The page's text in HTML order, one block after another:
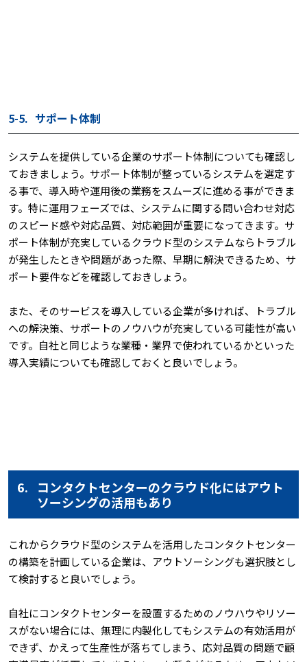
5-5. サポート体制
システムを提供している企業のサポート体制についても確認し
ておきましょう。サポート体制が整っているシステムを選定す
る事で、導入時や運用後の業務をスムーズに進める事ができま
す。特に運用フェーズでは、システムに関する問い合わせ対応
のスピード感や対応品質、対応範囲が重要になってきます。サ
ポート体制が充実しているクラウド型のシステムならトラブル
が発生したときや問題があった際、早期に解決できるため、サ
ポート要件などを確認しておきしょう。
また、そのサービスを導入している企業が多ければ、トラブル
への解決策、サポートのノウハウが充実している可能性が高い
です。自社と同じような業種・業界で使われているかといった
導入実績についても確認しておくと良いでしょう。
6.
コンタクトセンターのクラウド化にはアウト
ソーシングの活用もあり
これからクラウド型のシステムを活用したコンタクトセンター
の構築を計画している企業は、アウトソーシングも選択肢とし
て検討すると良いでしょう。
自社にコンタクトセンターを設置するためのノウハウやリソー
スがない場合には、無理に内製化してもシステムの有効活用が
できず、かえって生産性が落ちてしまう、応対品質の問題で顧